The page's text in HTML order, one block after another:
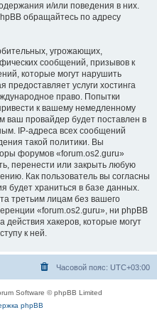
и/или поведения в них.
обращайтесь по адресу
угрожающих,
сообщений, призывов к
которые могут нарушить
услуги хостинга
право. Попытки
к вашему немедленному
ваш провайдер будет поставлен в
IP-адреса всех сообщений
такой политики. Вы
форумов «forum.os2.guru»
перенести или закрыть любую
Как пользователь вы согласны
будет храниться в базе данных.
третьим лицам без вашего
«forum.os2.guru», ни phpBB
действия хакеров, которые могут
к ней.
Часовой пояс: UTC+03:00
Software © phpBB Limited
phpBB